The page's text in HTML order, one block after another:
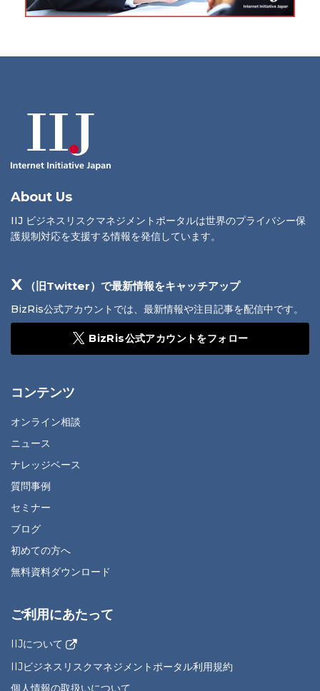
About Us
IIJ ビジネスリスクマネジメントポータルは世界のプライバシー保
護規制対応を支援する情報を発信しています。
X （旧Twitter）で最新情報をキャッチアップ
BizRis公式アカウントでは、最新情報や注目記事を配信中です。
BizRis公式アカウントをフォロー
コンテンツ
オンライン相談
ニュース
ナレッジベース
質問事例
セミナー
ブログ
初めての方へ
無料資料ダウンロード
ご利用にあたって
IIJについて
IIJビジネスリスクマネジメントポータル利用規約
個人情報の取扱いについて